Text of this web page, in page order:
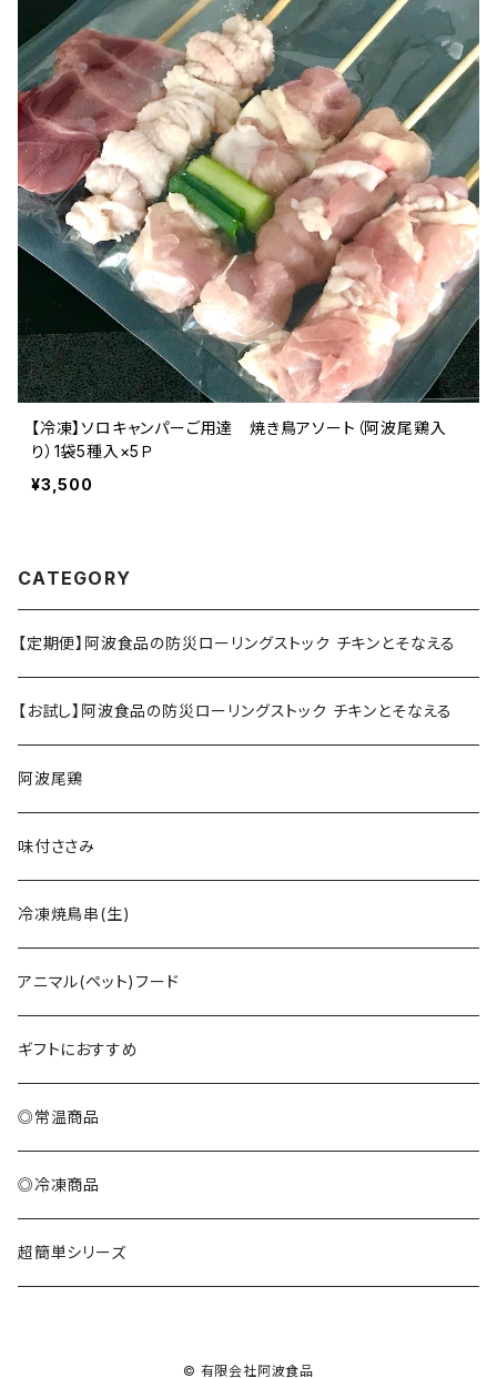
【冷凍】ソロキャンパーご用達 焼き鳥アソート（阿波尾鶏入
り）1袋5種入×5Ｐ
¥3,500
CATEGORY
【定期便】阿波食品の防災ローリングストック チキンとそなえる
【お試し】阿波食品の防災ローリングストック チキンとそなえる
阿波尾鶏
味付ささみ
冷凍焼鳥串(生)
アニマル(ペット)フード
ギフトにおすすめ
◎常温商品
◎冷凍商品
超簡単シリーズ
© 有限会社阿波食品